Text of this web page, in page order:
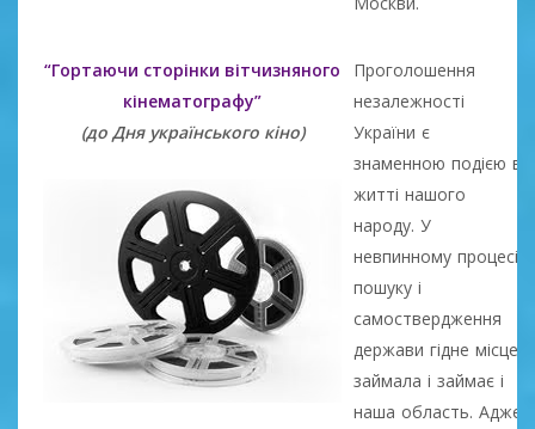
“Гортаючи сторінки вітчизняного
кінематографу”
(до Дня українського кіно)
Проголошення
незалежності
України є
знаменною подією в
житті нашого
народу. У
невпинному процесі
пошуку і
самоствердження
держави гідне місце
займала і займає і
наша область. Адже